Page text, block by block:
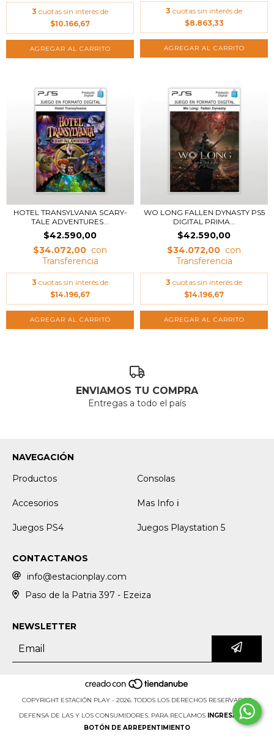
3 cuotas sin interés de
$10.166,67
3 cuotas sin interés de
$8.863,33
HOTEL TRANSYLVANIA SCARY-
TALE ADVENTURES...
$42.590,00
$34.072,00
3 cuotas sin interés de
$14.196,67
WO LONG FALLEN DYNASTY PS5
DIGITAL PRIMA...
$42.590,00
$34.072,00
3 cuotas sin interés de
$14.196,67
ENVIAMOS TU COMPRA
Entregas a todo el país
NAVEGACIÓN
Productos
Consolas
Accesorios Mas Info ℹ️
Juegos PS4 Juegos Playstation 5
CONTACTANOS
info@estacionplay.com
Paso de la Patria 397 - Ezeiza
NEWSLETTER
COPYRIGHT ESTACIÓN PLAY - 2026. TODOS LOS DERECHOS RESERVADOS.
DEFENSA DE LAS Y LOS CONSUMIDORES. PARA RECLAMOS INGRESÁ ACÁ.
BOTÓN DE ARREPENTIMIENTO